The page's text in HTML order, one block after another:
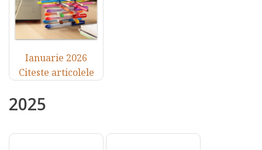
Ianuarie 2026
Citeste articolele
2025